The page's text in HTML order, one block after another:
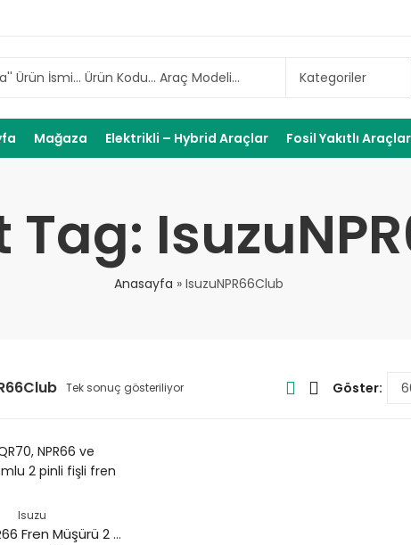
Mağaza Elektrikli – Hybrid Araçlar Fosil Yakıtlı Araçlar
Tag:
Anasayfa » IsuzuNPR66Club
Tek sonuç gösteriliyor Göster:
Isuzu
Isuzu NPR66 Fren Müşürü 2 Pinli (Fişli)